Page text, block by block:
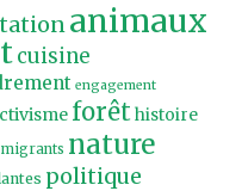
animaux
cuisine
engagement
forêthistoire
migrants nature
politique